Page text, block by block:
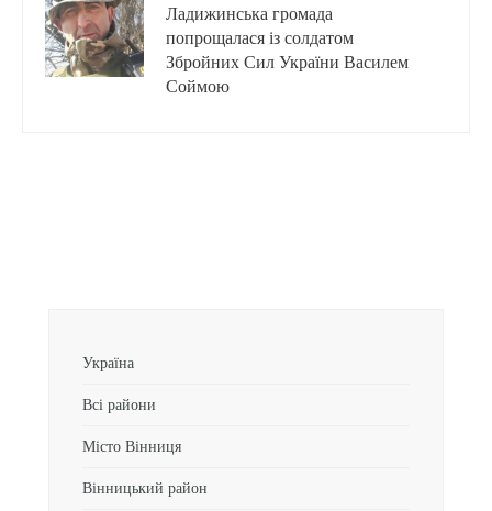
Ладижинська громада
попрощалася із солдатом
Збройних Сил України Василем
Соймою
Україна
Всі райони
Місто Вінниця
Вінницький район